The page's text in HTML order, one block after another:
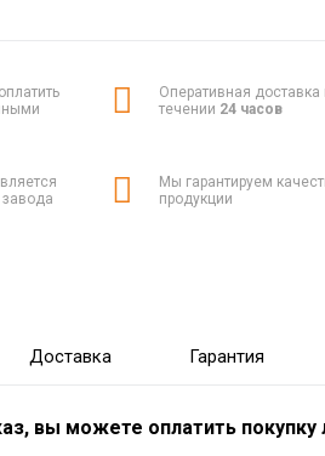
Оперативная доставка
течении 24 часов
Мы гарантируем
продукции
Доставка Гарантия
вы можете оплатить